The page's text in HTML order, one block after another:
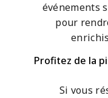
événements
pour
Profitez de la
Si vous